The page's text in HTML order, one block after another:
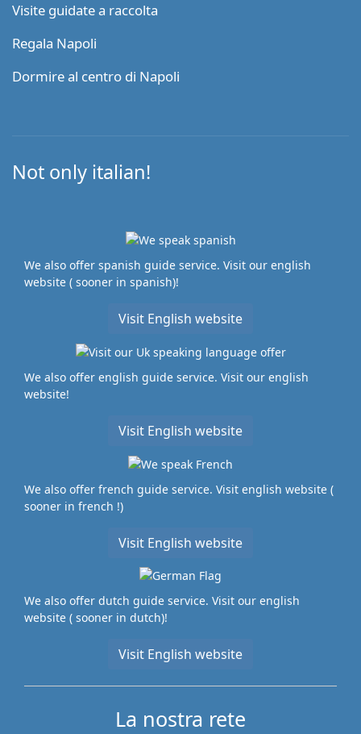
Visite guidate a raccolta
Regala Napoli
Dormire al centro di Napoli
Not only italian!
We also offer spanish guide service. Visit our english
website ( sooner in spanish)!
Visit English website
We also offer english guide service. Visit our english
website!
Visit English website
We also offer french guide service. Visit english website (
sooner in french !)
Visit English website
We also offer dutch guide service. Visit our english
website ( sooner in dutch)!
Visit English website
La nostra rete